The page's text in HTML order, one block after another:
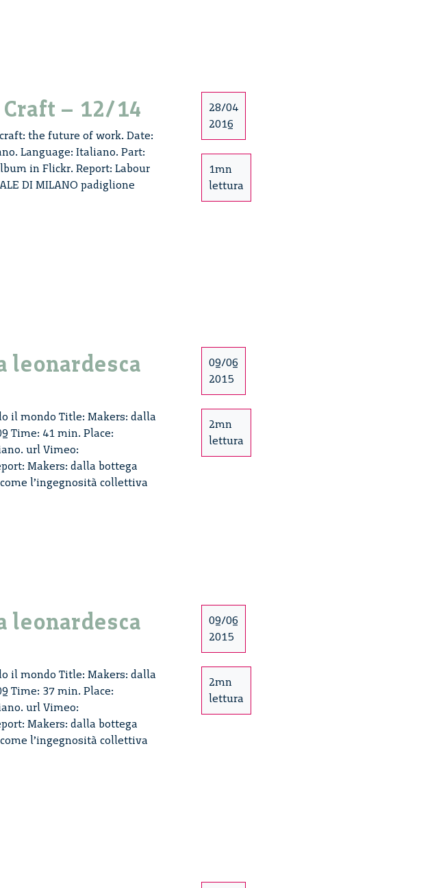
– 12/14
the future of work. Date:
Language: Italiano. Part:
in Flickr. Report: Labour
DI MILANO padiglione
28/04
2016
1mn
lettura
leonardesca
il mondo Title: Makers: dalla
Time: 41 min. Place:
url Vimeo:
Makers: dalla bottega
l’ingegnosità collettiva
09/06
2015
2mn
lettura
leonardesca
il mondo Title: Makers: dalla
Time: 37 min. Place:
url Vimeo:
Makers: dalla bottega
l’ingegnosità collettiva
09/06
2015
2mn
lettura